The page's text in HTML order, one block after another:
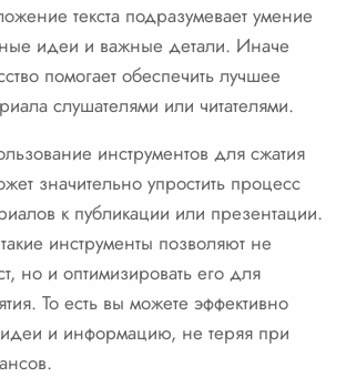
текста подразумевает умение
идеи и важные детали. Иначе
помогает обеспечить лучшее
слушателями или читателями.
инструментов для сжатия
значительно упростить процесс
к публикации или презентации.
инструменты позволяют не
но и оптимизировать его для
То есть вы можете эффективно
идеи и информацию, не теряя при